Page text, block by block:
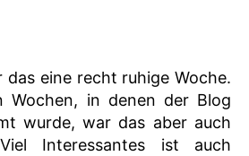
das eine recht ruhige Woche.
Wochen, in denen der Blog
wurde, war das aber auch
Interessantes ist auch